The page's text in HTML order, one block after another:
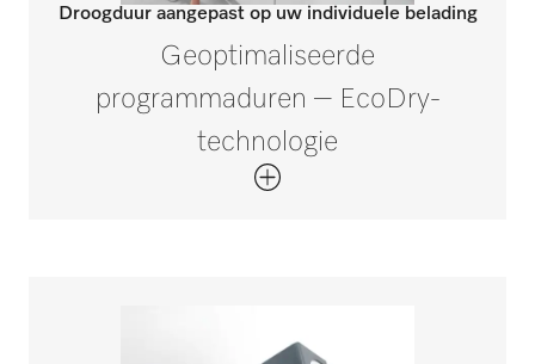
Droogduur aangepast op uw individuele belading
Geoptimaliseerde
programmaduren – EcoDry-
technologie